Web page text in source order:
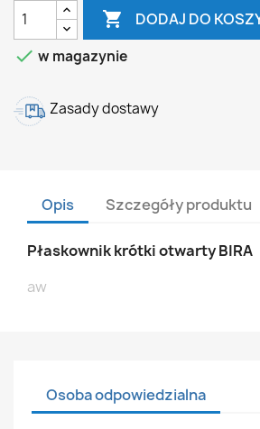
 DODAJ DO
 w magazynie
Zasady dostawy
Opis Szczegóły produktu
Płaskownik krótki otwarty BIRA
aw
Osoba odpowiedzialna